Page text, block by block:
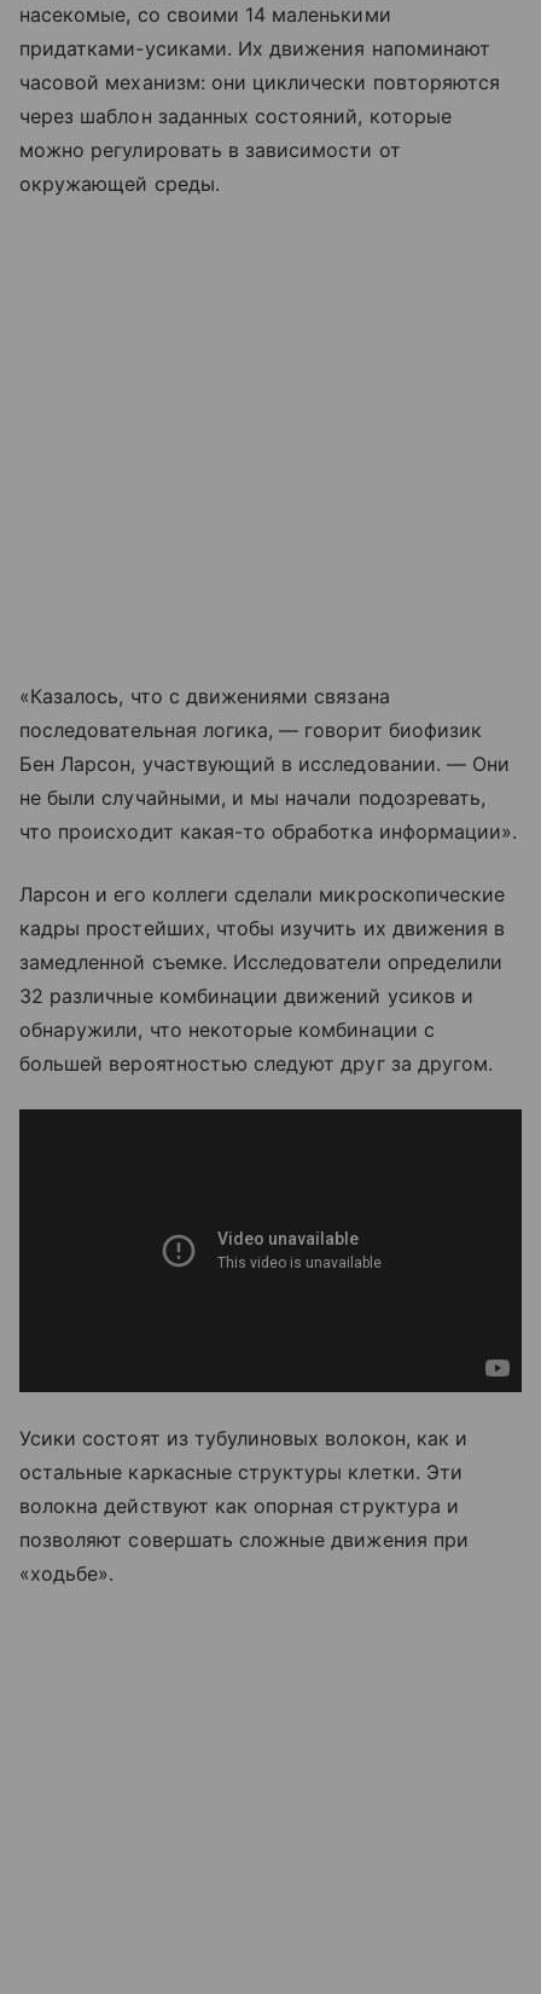
насекомые, со своими 14 маленькими
придатками-усиками. Их движения напоминают
часовой механизм: они циклически повторяются
через шаблон заданных состояний, которые
можно регулировать в зависимости от
окружающей среды.
«Казалось, что с движениями связана
последовательная логика, — говорит биофизик
Бен Ларсон, участвующий в исследовании. — Они
не были случайными, и мы начали подозревать,
что происходит какая-то обработка информации».
Ларсон и его коллеги сделали микроскопические
кадры простейших, чтобы изучить их движения в
замедленной съемке. Исследователи определили
32 различные комбинации движений усиков и
обнаружили, что некоторые комбинации с
большей вероятностью следуют друг за другом.
Усики состоят из тубулиновых волокон, как и
остальные каркасные структуры клетки. Эти
волокна действуют как опорная структура и
позволяют совершать сложные движения при
«ходьбе».